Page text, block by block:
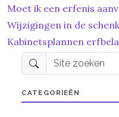
Moet ik een erfenis
Wijzigingen in de
Kabinetsplannen
CATEGORIEËN